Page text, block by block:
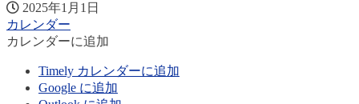
2025年1月1日
カレンダー
カレンダーに追加
Timely カレンダーに追加
Google に追加